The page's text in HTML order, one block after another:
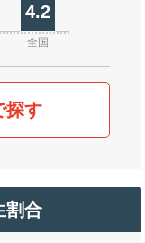
4.2
全国
探す
割合